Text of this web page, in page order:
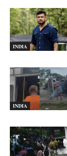
INDIA
INDIA